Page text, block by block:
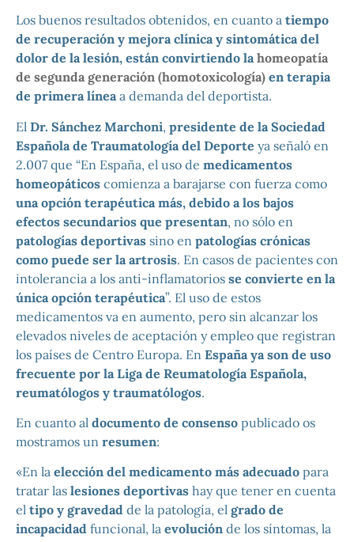
Los buenos resultados obtenidos, en cuanto a tiempo
de recuperación y mejora clínica y sintomática del
dolor de la lesión, están convirtiendo lahomeopatía
de segunda generación (homotoxicología) en terapia
de primera líneaa demanda del deportista.
El Dr. Sánchez Marchoni, presidente de la Sociedad
Española de Traumatología del Deporte ya señaló en
2.007 que “En España, el uso de medicamentos
homeopáticos comienza a barajarse con fuerza como
una opción terapéutica más, debido a los bajos
efectos secundarios que presentan, no sólo en
patologías deportivas sino en patologías crónicas
como puede ser la artrosis. En casos de pacientes con
intolerancia a los anti-inflamatorios se convierte en la
única opción terapéutica”. El uso de estos
medicamentos va en aumento, pero sin alcanzar los
elevados niveles de aceptación y empleo que registran
los países de Centro Europa. En España ya son de uso
frecuente por la Liga de Reumatología Española,
reumatólogos y traumatólogos.
En cuanto al documento de consenso publicado os
mostramos un resumen:
«En la elección del medicamento más adecuado para
tratar las lesiones deportivas hay que tener en cuenta
el tipo y gravedad de la patología, el grado de
incapacidad funcional, la evolución de los síntomas, la